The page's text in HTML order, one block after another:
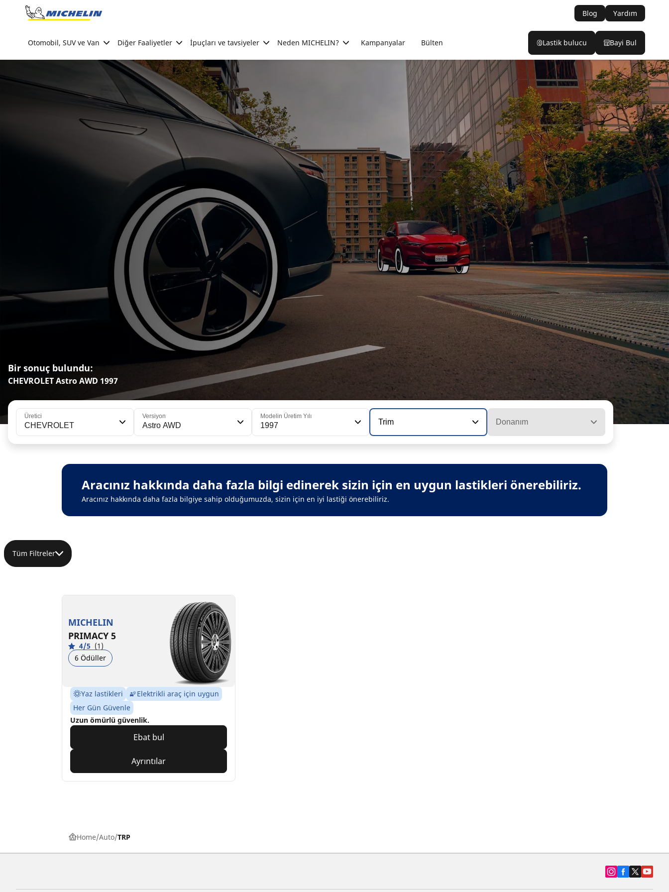
Go to page content
Blog Yardım
Otomobil, SUV ve Van Diğer Faaliyetler İpuçları ve tavsiyeler Neden MICHELIN? Kampanyalar Bülten Lastik bulucu Bayi Bul
Bir sonuç bulundu:
CHEVROLET Astro AWD 1997
Üretici
CHEVROLET
Versiyon
Astro AWD
Modelin Üretim Yılı
1997 Trim Donanım
Aracınız hakkında daha fazla bilgi edinerek sizin için en uygun lastikleri önerebiliriz.
Aracınız hakkında daha fazla bilgiye sahip olduğumuzda, sizin için en iyi lastiği önerebiliriz.
Tüm Filtreler
MICHELIN
PRIMACY 5
4/5 (1)
6 Ödüller
Yaz lastikleri
Elektrikli araç için uygun
Her Gün Güvenle
Uzun ömürlü güvenlik.
Ebat bul
Ayrıntılar
Home Auto TRP